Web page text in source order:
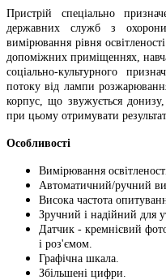
Пристрій спеціально
державних служб з
вимірювання рівня
допоміжних приміщеннях,
соціально-культурного
потоку від лампи
корпус, що звужується
при цьому отримувати
Особливості
Вимірювання
Автоматичний/ручний
Висока частота
Зручний і надійний для
Датчик - кремнієвий
і роз'ємом.
Графічна шкала.
Збільшені цифри.